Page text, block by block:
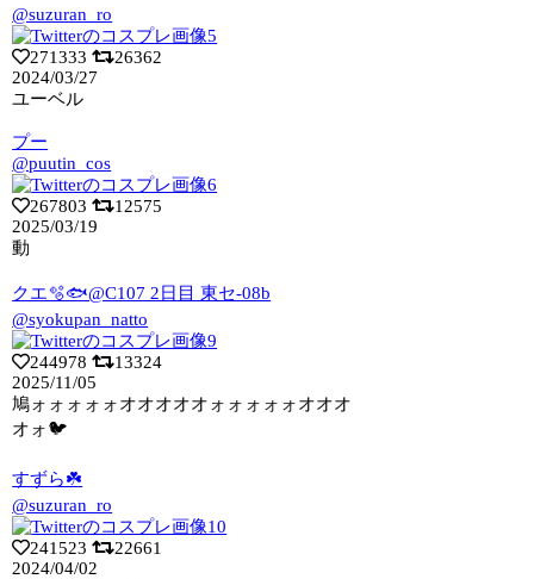
@suzuran_ro
271333
26362
2024/03/27
ユーベル
プー
@puutin_cos
267803
12575
2025/03/19
動
クエ🫧🐟@C107 2日目 東セ-08b
@syokupan_natto
244978
13324
2025/11/05
鳩ォォォォォオオオオオォォォォォオオオ
オォ🐦
すずら☘️
@suzuran_ro
241523
22661
2024/04/02